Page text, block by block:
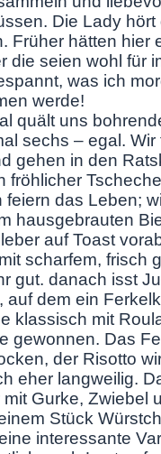
Die Lady hört
Früher hätten hier
die seien wohl für
was ich
werde!
quält uns
sechs – egal. Wir
gehen in den
fröhlicher
feiern das Leben;
hausgebrauten
auf Toast
scharfem, frisch
gut. danach isst
auf dem ein
klassisch mit
gewonnen. Das
der Risotto
eher langweilig.
Gurke, Zwiebel
Stück
interessante